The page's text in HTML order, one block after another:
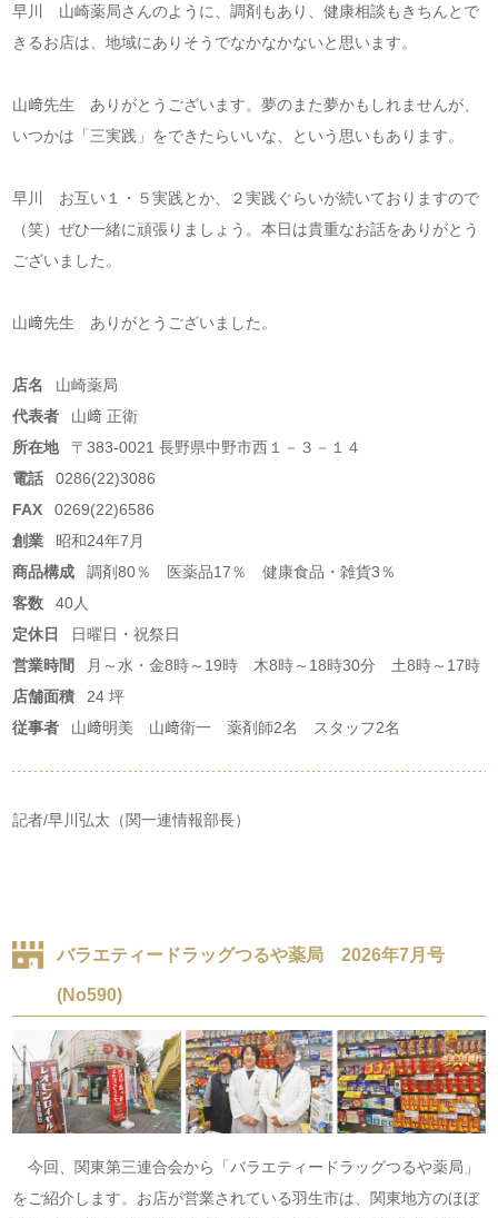
早川 山崎薬局さんのように、調剤もあり、健康相談もきちんとで
きるお店は、地域にありそうでなかなかないと思います。
山﨑先生 ありがとうございます。夢のまた夢かもしれませんが、
いつかは「三実践」をできたらいいな、という思いもあります。
早川 お互い１・５実践とか、２実践ぐらいが続いておりますので
（笑）ぜひ一緒に頑張りましょう。本日は貴重なお話をありがとう
ございました。
山﨑先生 ありがとうございました。
店名
山崎薬局
代表者
山﨑 正衛
所在地
〒383-0021 長野県中野市西１－３－１４
電話
0286(22)3086
FAX
0269(22)6586
創業
昭和24年7月
商品構成
調剤80％ 医薬品17％ 健康食品・雑貨3％
客数
40人
定休日
日曜日・祝祭日
営業時間
月～水・金8時～19時 木8時～18時30分 土8時～17時
店舗面積
24 坪
従事者
山﨑明美 山﨑衛一 薬剤師2名 スタッフ2名
記者/早川弘太（関一連情報部長）
バラエティードラッグつるや薬局 2026年7月号
(No590)
今回、関東第三連合会から「バラエティードラッグつるや薬局」
をご紹介します。お店が営業されている羽生市は、関東地方のほぼ